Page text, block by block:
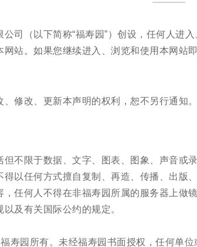
司（以下简称“福寿园”）创设，任何人进
站。如果您继续进入、浏览和使用本网站
修改、更新本声明的权利，恕不另行通知。
不限于数据、文字、图表、图象、声音或
以任何方式擅自复制、再造、传播、出版
任何人不得在非福寿园所属的服务器上做
及有关国际公约的规定。
寿园所有。未经福寿园书面授权，任何单位